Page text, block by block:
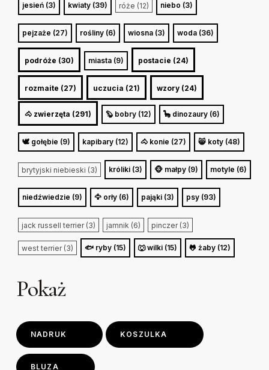
jesień (3) kwiaty (39) róże (12) niebo (3)
pejzaże (27) rośliny (6) wiosna (3) woda (36)
podróże (30) miasta (9) postacie (24)
rozmaite (27) uczucia (21) wzory (24)
🐴 zwierzęta (291) 🦫 bobry (12) 🦕 dinozaury (6)
🕊️ gołębie (9) kapibary (12) 🐴 konie (27) 😸 koty (48)
brytyjski niebieski (3) króliki (3) 🐵 małpy (9) motyle (6)
niedźwiedzie (9) 🦅 orły (6) pająki (3) psy (93)
jack russell terrier (3) jamnik (6) pinczer (3)
west terrier (3) 🐟 ryby (15) 🐺 wilki (15) 🐸 żaby (12)
Pokaż
NADRUK KOSZULKA
BLUZA